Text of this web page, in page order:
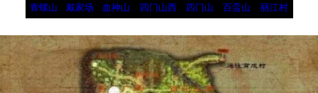
青螺山 戴家场 血神山 四门山西 四门山 百蛮山 丽江村